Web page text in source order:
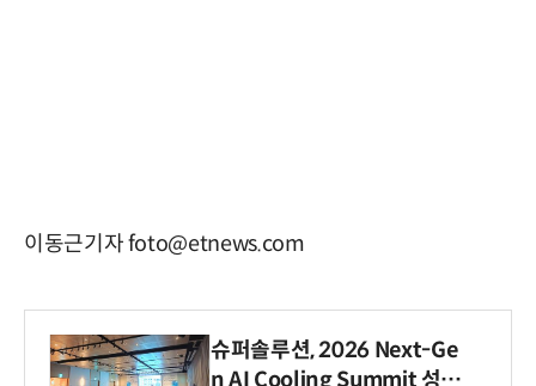
이동근기자 foto@etnews.com
슈퍼솔루션, 2026 Next-Ge
n AI Cooling Summit 성황